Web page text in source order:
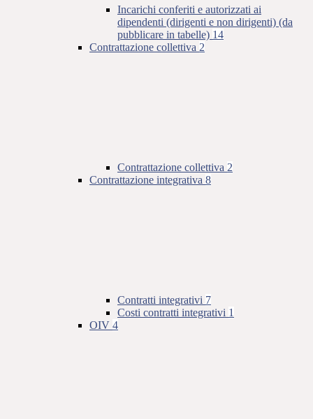
Incarichi conferiti e autorizzati ai
dipendenti (dirigenti e non dirigenti) (da
pubblicare in tabelle) 14
Contrattazione collettiva 2
Contrattazione collettiva 2
Contrattazione integrativa 8
Contratti integrativi 7
Costi contratti integrativi 1
OIV 4